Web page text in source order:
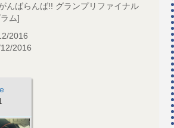
んばらんば!! グランプリファイナル
ム]
2016
2016